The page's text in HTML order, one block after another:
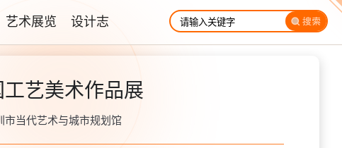
艺术展览 设计志
艺美术作品展
市当代艺术与城市规划馆